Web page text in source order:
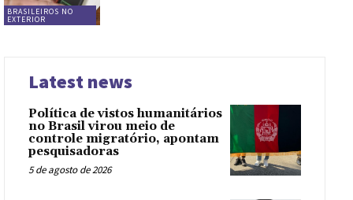
BRASILEIROS NO
EXTERIOR
Latest news
Política de vistos humanitários
no Brasil virou meio de
controle migratório, apontam
pesquisadoras
5 de agosto de 2026